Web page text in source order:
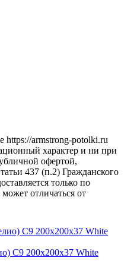
https://armstrong-potolki.ru
характер и ни при
офертой,
437 (п.2) Гражданского
только по
отличаться от
C9 200x200x37 White